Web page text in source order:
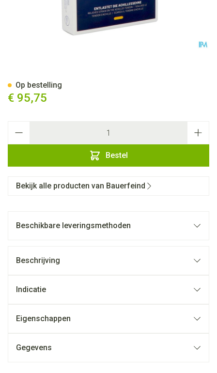
€ 95,75
Bestel
Op bestelling
Bekijk alle producten van Bauerfeind
Beschikbare leveringsmethoden
Beschrijving
Indicatie
Eigenschappen
Gegevens